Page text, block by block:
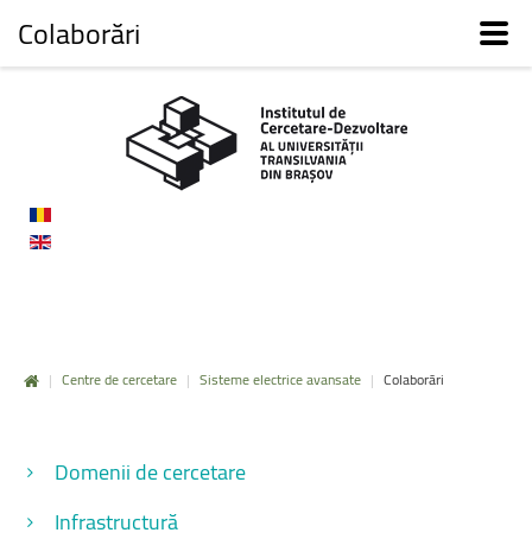
| Centre de cercetare | Sisteme electrice avansate | Colaborări
Domenii de cercetare
Infrastructură
Colaborări